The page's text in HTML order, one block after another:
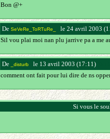
Bon @+
De SeVeRe_ToRTuRe_
le 24 avril 2003
Sil vou plai moi nan plu jarrive pa a me
De _disturble 13 avril 2003 (17:11)
comment ont fait pour lui dire de ns
Si vous le